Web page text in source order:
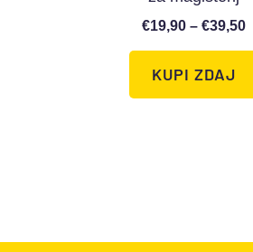
€19,90 – €39,50
KUPI ZDAJ